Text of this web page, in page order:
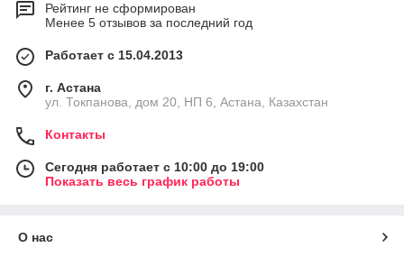
Рейтинг не сформирован
Менее 5 отзывов за последний год
Работает с 15.04.2013
г. Астана
ул. Токпанова, дом 20, НП 6, Астана, Казахстан
Контакты
Сегодня работает с 10:00 до 19:00
Показать весь график работы
О нас